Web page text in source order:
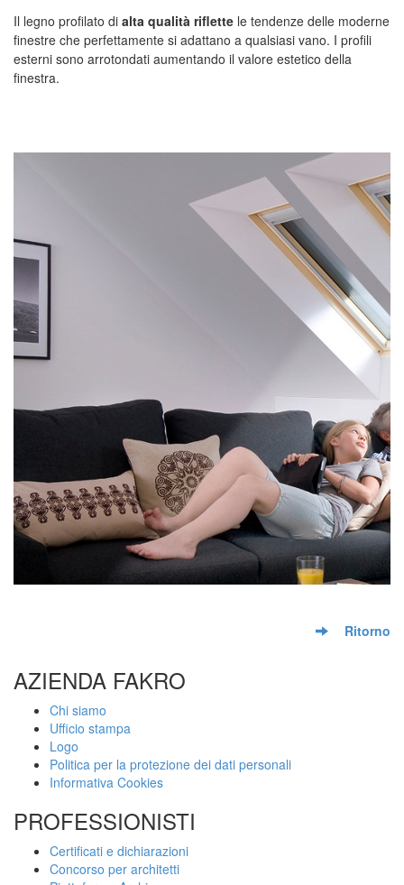
Il legno profilato di alta qualità riflette le tendenze delle moderne
finestre che perfettamente si adattano a qualsiasi vano. I profili
esterni sono arrotondati aumentando il valore estetico della
finestra.
Ritorno
AZIENDA FAKRO
Chi siamo
Ufficio stampa
Logo
Politica per la protezione dei dati personali
Informativa Cookies
PROFESSIONISTI
Certificati e dichiarazioni
Concorso per architetti